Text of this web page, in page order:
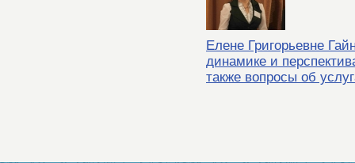
Елене Григорьевне
динамике и
также вопросы об